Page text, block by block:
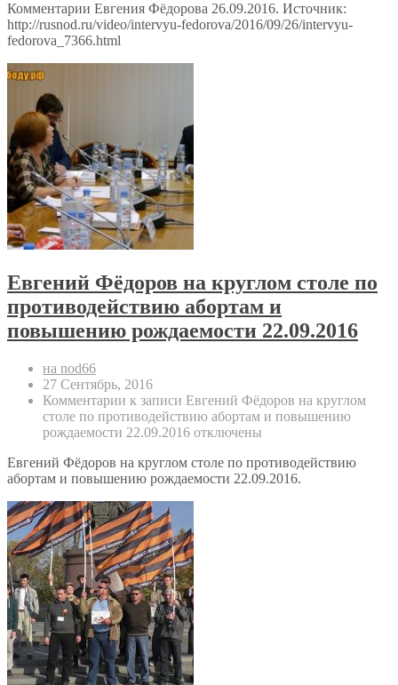
Комментарии Евгения Фёдорова 26.09.2016. Источник:
http://rusnod.ru/video/intervyu-fedorova/2016/09/26/intervyu-
fedorova_7366.html
Евгений Фёдоров на круглом столе по
противодействию абортам и
повышению рождаемости 22.09.2016
на nod66
27 Сентябрь, 2016
Комментарии к записи Евгений Фёдоров на круглом
столе по противодействию абортам и повышению
рождаемости 22.09.2016 отключены
Евгений Фёдоров на круглом столе по противодействию
абортам и повышению рождаемости 22.09.2016.